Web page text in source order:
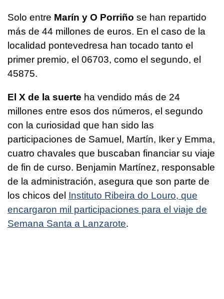
Solo entre Marín y O Porriño se han repartido
más de 44 millones de euros. En el caso de la
localidad pontevedresa han tocado tanto el
primer premio, el 06703, como el segundo, el
45875.
El X de la suerte ha vendido más de 24
millones entre esos dos números, el segundo
con la curiosidad que han sido las
participaciones de Samuel, Martín, Iker y Emma,
cuatro chavales que buscaban financiar su viaje
de fin de curso. Benjamin Martínez, responsable
de la administración, asegura que son parte de
los chicos del Instituto Ribeira do Louro, que
encargaron mil participaciones para el viaje de
Semana Santa a Lanzarote.